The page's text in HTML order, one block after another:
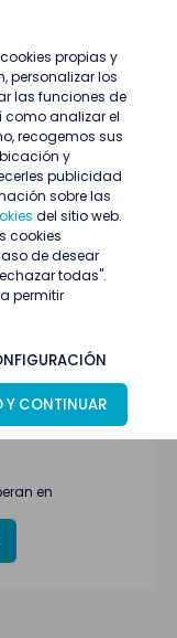
cookies propias y
personalizar los
las funciones de
como analizar el
recogemos sus
y
publicidad
sobre las
del sitio web.
cookies
de desear
todas".
permitir
Y CONTINUAR
su
en